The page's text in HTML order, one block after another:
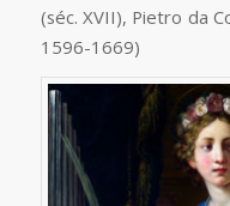
(séc. XVII), Pietro da
1596-1669)